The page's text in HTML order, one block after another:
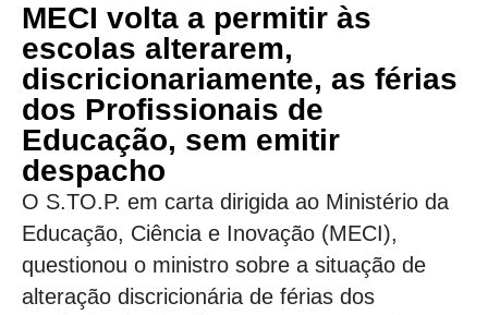
MECI volta a permitir às
escolas alterarem,
discricionariamente, as férias
dos Profissionais de
Educação, sem emitir
despacho
O S.TO.P. em carta dirigida ao Ministério da
Educação, Ciência e Inovação (MECI),
questionou o ministro sobre a situação de
alteração discricionária de férias dos